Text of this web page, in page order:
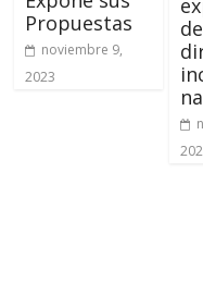
Propuestas
noviembre 9,
2023